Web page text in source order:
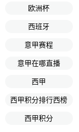
欧洲杯
西班牙
意甲赛程
意甲在哪直播
西甲
西甲积分排行西榜
西甲积分